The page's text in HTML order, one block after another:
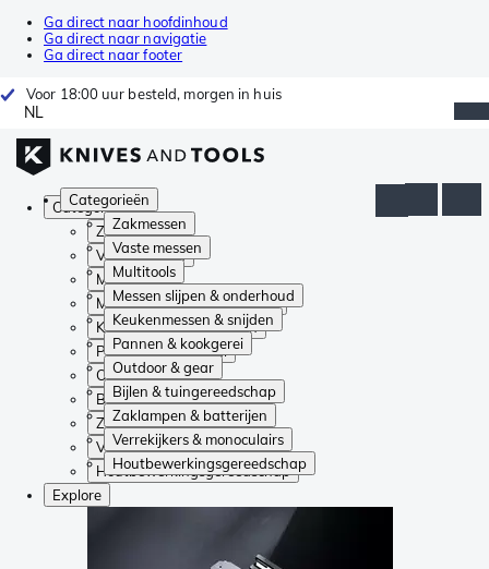
Ga direct naar hoofdinhoud
Ga direct naar navigatie
Ga direct naar footer
Voor 18:00 uur besteld, morgen in huis
NL
Categorieën
Zakmessen
Vaste messen
Multitools
Messen slijpen & onderhoud
Keukenmessen & snijden
Pannen & kookgerei
Outdoor & gear
Bijlen & tuingereedschap
Zaklampen & batterijen
Verrekijkers & monoculairs
Houtbewerkingsgereedschap
Categorieën
Zakmessen
Vaste messen
Multitools
Messen slijpen & onderhoud
Keukenmessen & snijden
Pannen & kookgerei
Outdoor & gear
Bijlen & tuingereedschap
Zaklampen & batterijen
Verrekijkers & monoculairs
Houtbewerkingsgereedschap
Explore